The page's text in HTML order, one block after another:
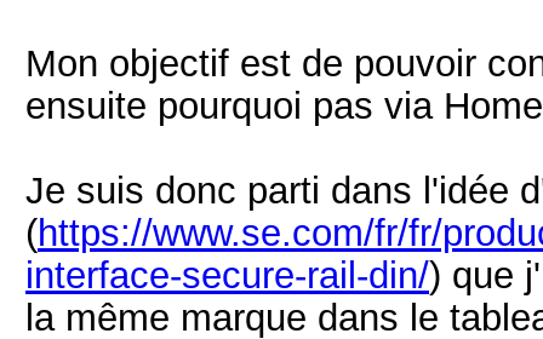
Mon objectif est de pouvoir
ensuite pourquoi pas via
Je suis donc parti dans l'idée
(https://www.se.com/fr/fr/
interface-secure-rail-din/) que
la même marque dans le